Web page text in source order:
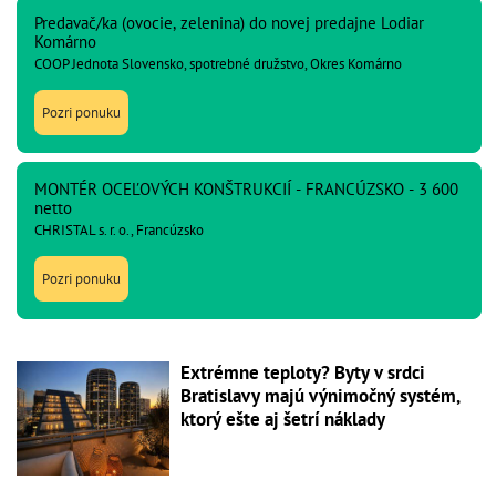
Predavač/ka (ovocie, zelenina) do novej predajne Lodiar
Komárno
COOP Jednota Slovensko, spotrebné družstvo, Okres Komárno
Pozri ponuku
MONTÉR OCEĽOVÝCH KONŠTRUKCIÍ - FRANCÚZSKO - 3 600
netto
CHRISTAL s. r. o., Francúzsko
Pozri ponuku
Extrémne teploty? Byty v srdci
Bratislavy majú výnimočný systém,
ktorý ešte aj šetrí náklady